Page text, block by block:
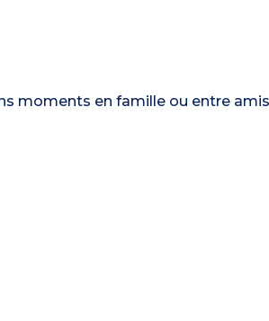
moments en famille ou entre